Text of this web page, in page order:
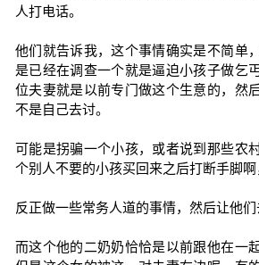
人打电话。
他们就告诉我，这个事情确实是不简单
是已经在调查一个就是逼迫小孩子做乞
位夫妻就是以前专门做这个生意的，然
不是自己去讨。
可能是拐骗一个小孩，或者说到那些农
个别人不要的小孩买回来之后打断手脚啊
反正做一些常务人道的事情，然后让他们
而这个他的二奶奶恰恰是以前跟他在一